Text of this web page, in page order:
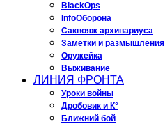
BlackOps
InfoОборона
Саквояж архивариуса
Заметки и размышления
Оружейка
Выживание
ЛИНИЯ ФРОНТА
Уроки войны
Дробовик и К°
Ближний бой